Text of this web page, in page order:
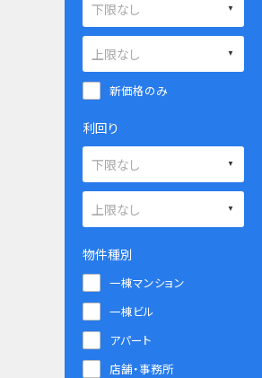
新価格のみ
利回り
物件種別
一棟マンション
一棟ビル
アパート
店舗・事務所